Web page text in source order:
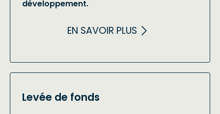
développement.
EN SAVOIR PLUS
Levée de fonds